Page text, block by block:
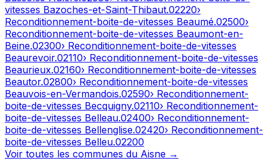
vitesses Bazoches-et-Saint-Thibaut.02220›
Reconditionnement-boite-de-vitesses Beaumé.02500›
Reconditionnement-boite-de-vitesses Beaumont-en-
Beine.02300› Reconditionnement-boite-de-vitesses
Beaurevoir.02110› Reconditionnement-boite-de-vitesses
Beaurieux.02160› Reconditionnement-boite-de-vitesses
Beautor.02800› Reconditionnement-boite-de-vitesses
Beauvois-en-Vermandois.02590› Reconditionnement-
boite-de-vitesses Becquigny.02110› Reconditionnement-
boite-de-vitesses Belleau.02400› Reconditionnement-
boite-de-vitesses Bellenglise.02420› Reconditionnement-
boite-de-vitesses Belleu.02200
Voir toutes les communes du Aisne →